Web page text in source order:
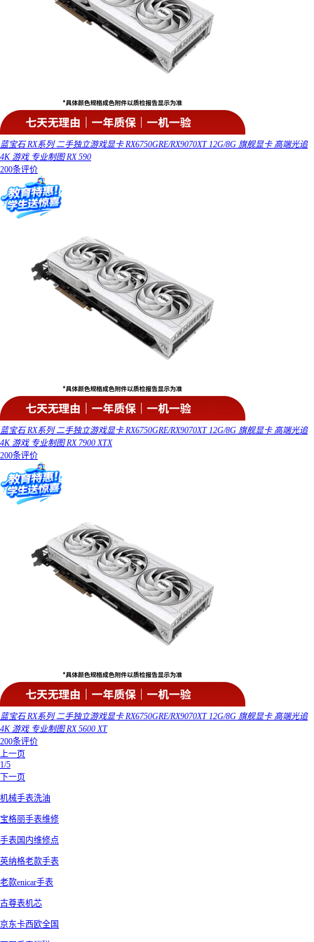
蓝宝石 RX系列 二手独立游戏显卡 RX6750GRE/RX9070XT 12G/8G 旗舰显卡 高端光追
4K 游戏 专业制图 RX 590
200条评价
蓝宝石 RX系列 二手独立游戏显卡 RX6750GRE/RX9070XT 12G/8G 旗舰显卡 高端光追
4K 游戏 专业制图 RX 7900 XTX
200条评价
蓝宝石 RX系列 二手独立游戏显卡 RX6750GRE/RX9070XT 12G/8G 旗舰显卡 高端光追
4K 游戏 专业制图 RX 5600 XT
200条评价
上一页
1/5
下一页
机械手表洗油
宝格丽手表维修
手表国内维修点
英纳格老款手表
老款enicar手表
古尊表机芯
京东卡西欧全国